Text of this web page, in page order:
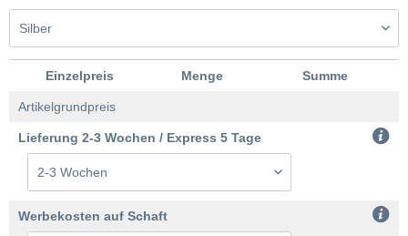
Einzelpreis Menge Summe
Artikelgrundpreis
Lieferung 2-3 Wochen / Express 5 Tage
Werbekosten auf Schaft